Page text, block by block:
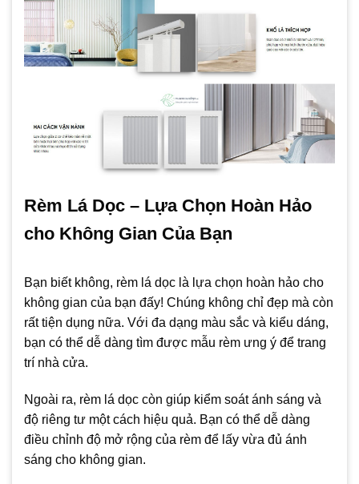
Rèm Lá Dọc – Lựa Chọn Hoàn Hảo
cho Không Gian Của Bạn
Bạn biết không, rèm lá dọc là lựa chọn hoàn hảo cho
không gian của bạn đấy! Chúng không chỉ đẹp mà còn
rất tiện dụng nữa. Với đa dạng màu sắc và kiểu dáng,
bạn có thể dễ dàng tìm được mẫu rèm ưng ý để trang
trí nhà cửa.
Ngoài ra, rèm lá dọc còn giúp kiểm soát ánh sáng và
độ riêng tư một cách hiệu quả. Bạn có thể dễ dàng
điều chỉnh độ mở rộng của rèm để lấy vừa đủ ánh
sáng cho không gian.